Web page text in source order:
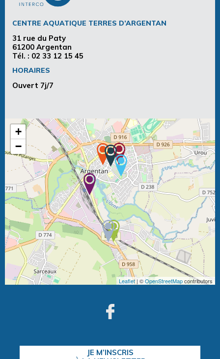
CENTRE AQUATIQUE TERRES D’ARGENTAN
31 rue du Paty
61200 Argentan
Tél. : 02 33 12 15 45
HORAIRES
Ouvert 7j/7
+
−
Leaflet| ©OpenStreetMapcontributors
JE M’INSCRIS